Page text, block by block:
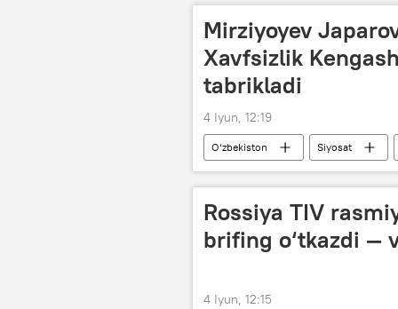
Mirziyoyev
Xavfsizlik
tabrikladi
4 Iyun, 12:19
O‘zbekiston Siyosat
tabrik
Qirg‘iziston
Rossiya TIV
brifing o‘tkazdi —
4 Iyun, 12:15